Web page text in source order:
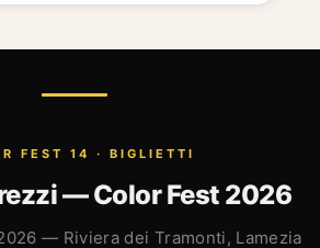
FEST 14 · BIGLIETTI
— Color Fest 2026
2026 — Riviera dei Tramonti, Lamezia